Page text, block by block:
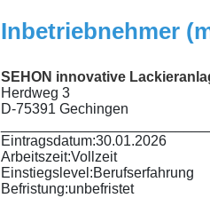
Inbetriebnehmer
SEHON innovative
Herdweg 3
D-75391 Gechingen
Eintragsdatum:30.01.2026
Arbeitszeit:Vollzeit
Einstiegslevel:Berufserfahrung
Befristung:unbefristet